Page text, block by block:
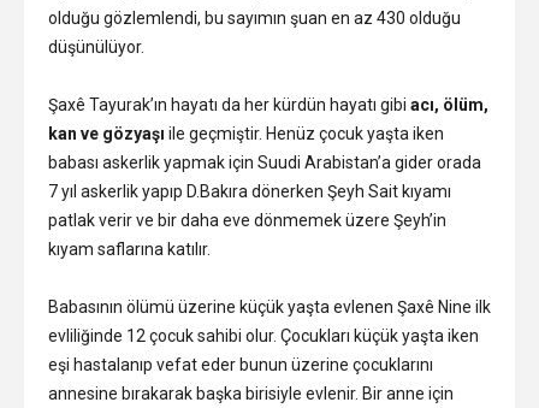
olduğu gözlemlendi, bu sayımın şuan en az 430 olduğu
düşünülüyor.
Şaxê Tayurak’ın hayatı da her kürdün hayatı gibi acı, ölüm,
kan ve gözyaşı ile geçmiştir. Henüz çocuk yaşta iken
babası askerlik yapmak için Suudi Arabistan’a gider orada
7 yıl askerlik yapıp D.Bakıra dönerken Şeyh Sait kıyamı
patlak verir ve bir daha eve dönmemek üzere Şeyh’in
kıyam saflarına katılır.
Babasının ölümü üzerine küçük yaşta evlenen Şaxê Nine ilk
evliliğinde 12 çocuk sahibi olur. Çocukları küçük yaşta iken
eşi hastalanıp vefat eder bunun üzerine çocuklarını
annesine bırakarak başka birisiyle evlenir. Bir anne için